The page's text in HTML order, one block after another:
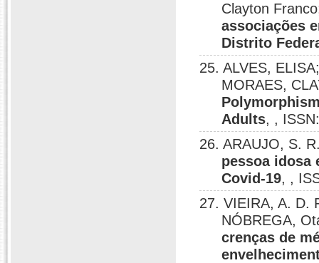
Clayton
associações
Distrito
25. ALVES,
MORAES,
Adults, ,
26. ARAUJO, S.
pessoa idosa
Covid-19, ,
27. VIEIRA, A. D.
NÓBREGA,
crenças de